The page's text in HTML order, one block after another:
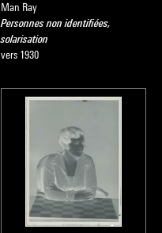
Man Ray
Personnes non identifiées,
solarisation
vers 1930